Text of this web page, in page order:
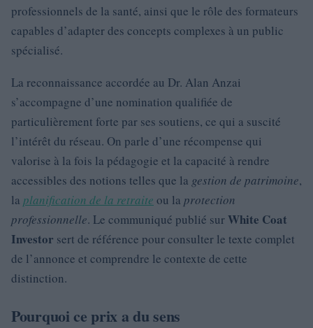
professionnels de la santé, ainsi que le rôle des formateurs
capables d’adapter des concepts complexes à un public
spécialisé.
La reconnaissance accordée au Dr. Alan Anzai
s’accompagne d’une nomination qualifiée de
particulièrement forte par ses soutiens, ce qui a suscité
l’intérêt du réseau. On parle d’une récompense qui
valorise à la fois la pédagogie et la capacité à rendre
accessibles des notions telles que la gestion de patrimoine,
la planification de la retraite ou la protection
professionnelle. Le communiqué publié sur White Coat
Investor sert de référence pour consulter le texte complet
de l’annonce et comprendre le contexte de cette
distinction.
Pourquoi ce prix a du sens